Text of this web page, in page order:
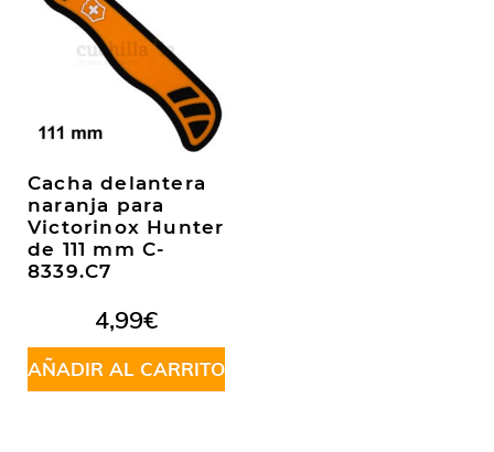
Cacha delantera
naranja para
Victorinox Hunter
de 111 mm C-
8339.C7
4,99€
AÑADIR AL CARRITO